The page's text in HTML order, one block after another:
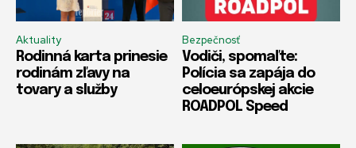
Aktuality
Rodinná karta prinesie
rodinám zľavy na
tovary a služby
Bezpečnosť
Vodiči, spomaľte:
Polícia sa zapája do
celoeurópskej akcie
ROADPOL Speed